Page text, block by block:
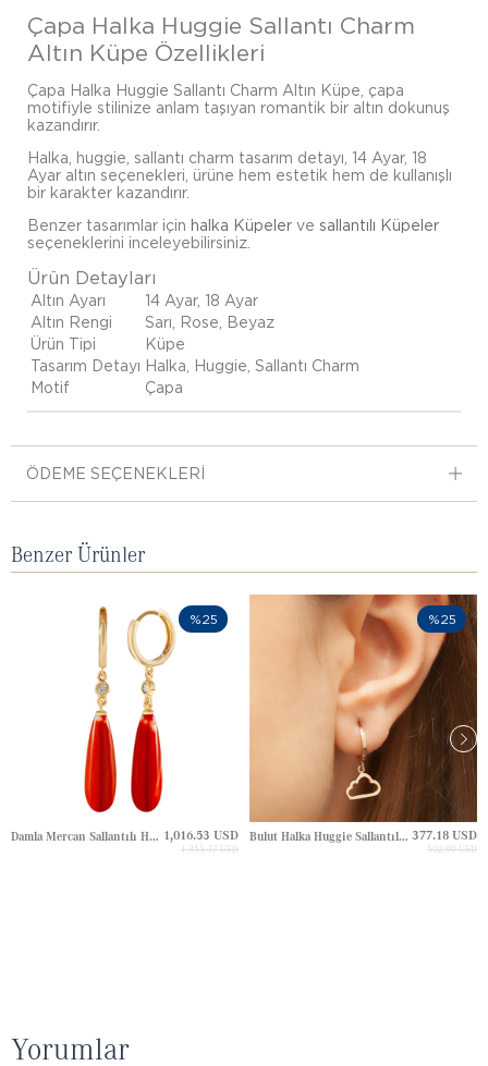
Çapa Halka Huggie Sallantı Charm
Altın Küpe Özellikleri
Çapa Halka Huggie Sallantı Charm Altın Küpe, çapa
motifiyle stilinize anlam taşıyan romantik bir altın dokunuş
kazandırır.
Halka, huggie, sallantı charm tasarım detayı, 14 Ayar, 18
Ayar altın seçenekleri, ürüne hem estetik hem de kullanışlı
bir karakter kazandırır.
Benzer tasarımlar için halka Küpeler ve sallantılı Küpeler
seçeneklerini inceleyebilirsiniz.
Ürün Detayları
Altın Ayarı
14 Ayar, 18 Ayar
Altın Rengi
Sarı, Rose, Beyaz
Ürün Tipi
Küpe
Tasarım Detayı Halka, Huggie, Sallantı Charm
Motif
Çapa
ÖDEME SEÇENEKLERI
Benzer Ürünler
Damla Mercan Sallantılı Halka Huggie Altın Küpe 1,016.53 USD
1,355.37 USD
%25
Bulut Halka Huggie Sallantılı Altın Küpe 377.18 USD
502.90 USD
%25
Yorumlar